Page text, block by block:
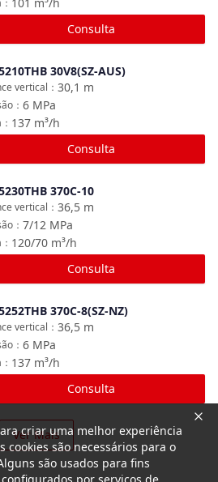
：
Consulta
30V8(SZ-AUS)
30,1 m
vertical ：
6 MPa
：
137 m³/h
：
Consulta
370C-10
36,5 m
vertical ：
7/12 MPa
：
120/70 m³/h
：
Consulta
370C-8(SZ-NZ)
36,5 m
vertical ：
6 MPa
：
137 m³/h
：
Consulta
Ver Mais
criar uma melhor experiência
cookies são necessários para o
são usados para fins